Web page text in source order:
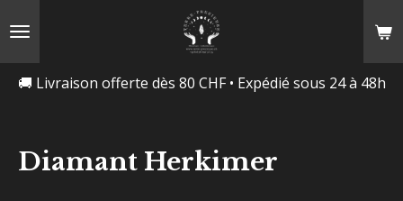
🚚 Livraison offerte dès 80 CHF • Expédié sous 24 à 48h
Diamant Herkimer